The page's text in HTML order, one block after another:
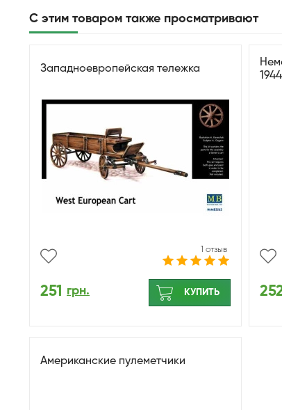
С этим товаром также просматривают
Западноевропейская тележка
1 отзыв
251 грн. КУПИТЬ
1944
Американские пулеметчики